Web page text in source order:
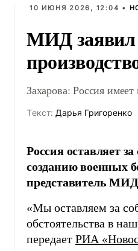
10 ИЮНЯ 2026, 12:04 •
МИД заявил
Захарова: Россия
Tекст: Дарья Григоренко
Россия оставляет
созданию военных
представитель
«Мы оставляем за
обстоятельства в
передает РИА